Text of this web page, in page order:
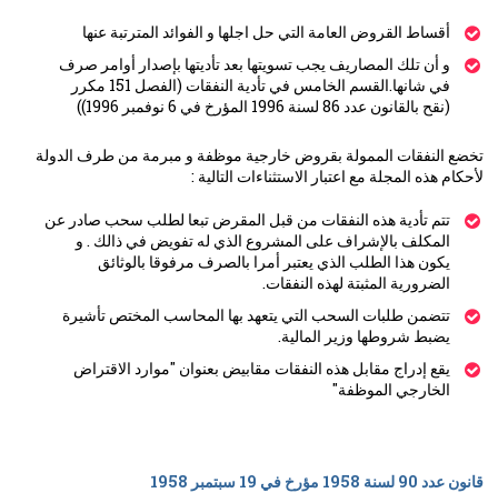
أقساط القروض العامة التي حل اجلها و الفوائد المترتبة عنها
و أن تلك المصاريف يجب تسويتها بعد تأديتها بإصدار أوامر صرف
في شانها.القسم الخامس في تأدية النفقات (الفصل 151 مكرر
(نقح بالقانون عدد 86 لسنة 1996 المؤرخ في 6 نوفمبر 1996))
تخضع النفقات الممولة بقروض خارجية موظفة و مبرمة من طرف الدولة
لأحكام هذه المجلة مع اعتبار الاستثناءات التالية :
تتم تأدية هذه النفقات من قبل المقرض تبعا لطلب سحب صادر عن
المكلف بالإشراف على المشروع الذي له تفويض في ذالك . و
يكون هذا الطلب الذي يعتبر أمرا بالصرف مرفوقا بالوثائق
الضرورية المثبتة لهذه النفقات.
تتضمن طلبات السحب التي يتعهد بها المحاسب المختص تأشيرة
يضبط شروطها وزير المالية.
يقع إدراج مقابل هذه النفقات مقابيض بعنوان "موارد الاقتراض
الخارجي الموظفة"
قانون عدد 90 لسنة 1958 مؤرخ في 19 سبتمبر 1958